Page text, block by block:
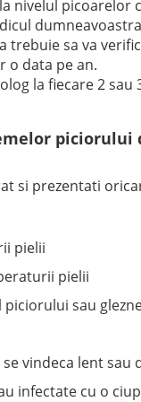
nivelul picoarelor
trebuie sa va
o data pe an.
la fiecare 2
piciorului
si prezentati
pielii
pielii
sau
vindeca lent sau
infectate cu o